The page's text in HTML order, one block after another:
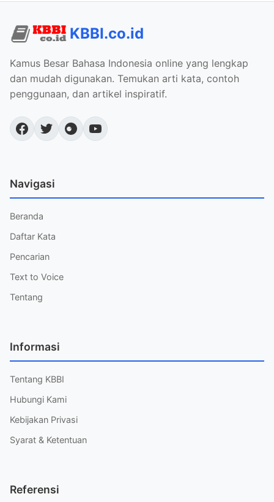
KBBI.co.id
Kamus Besar Bahasa Indonesia online yang lengkap
dan mudah digunakan. Temukan arti kata, contoh
penggunaan, dan artikel inspiratif.
Navigasi
Beranda
Daftar Kata
Pencarian
Text to Voice
Tentang
Informasi
Tentang KBBI
Hubungi Kami
Kebijakan Privasi
Syarat & Ketentuan
Referensi